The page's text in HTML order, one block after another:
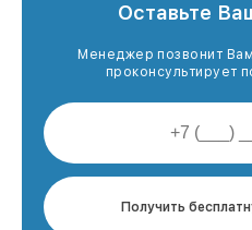
Оставьте
Менеджер позвонит
проконсультирует
Получить